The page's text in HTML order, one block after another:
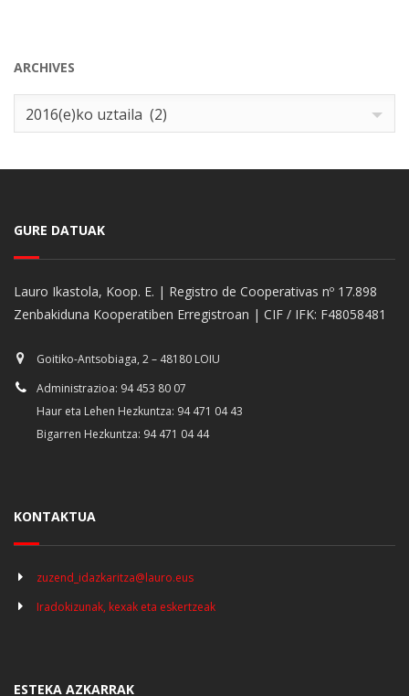
ARCHIVES
Archives
2016(e)ko uztaila (2)
GURE DATUAK
Lauro Ikastola, Koop. E. | Registro de Cooperativas nº 17.898
Zenbakiduna Kooperatiben Erregistroan | CIF / IFK: F48058481
Goitiko-Antsobiaga, 2 – 48180 LOIU
Administrazioa: 94 453 80 07
Haur eta Lehen Hezkuntza: 94 471 04 43
Bigarren Hezkuntza: 94 471 04 44
KONTAKTUA
zuzend_idazkaritza@lauro.eus
Iradokizunak, kexak eta eskertzeak
ESTEKA AZKARRAK